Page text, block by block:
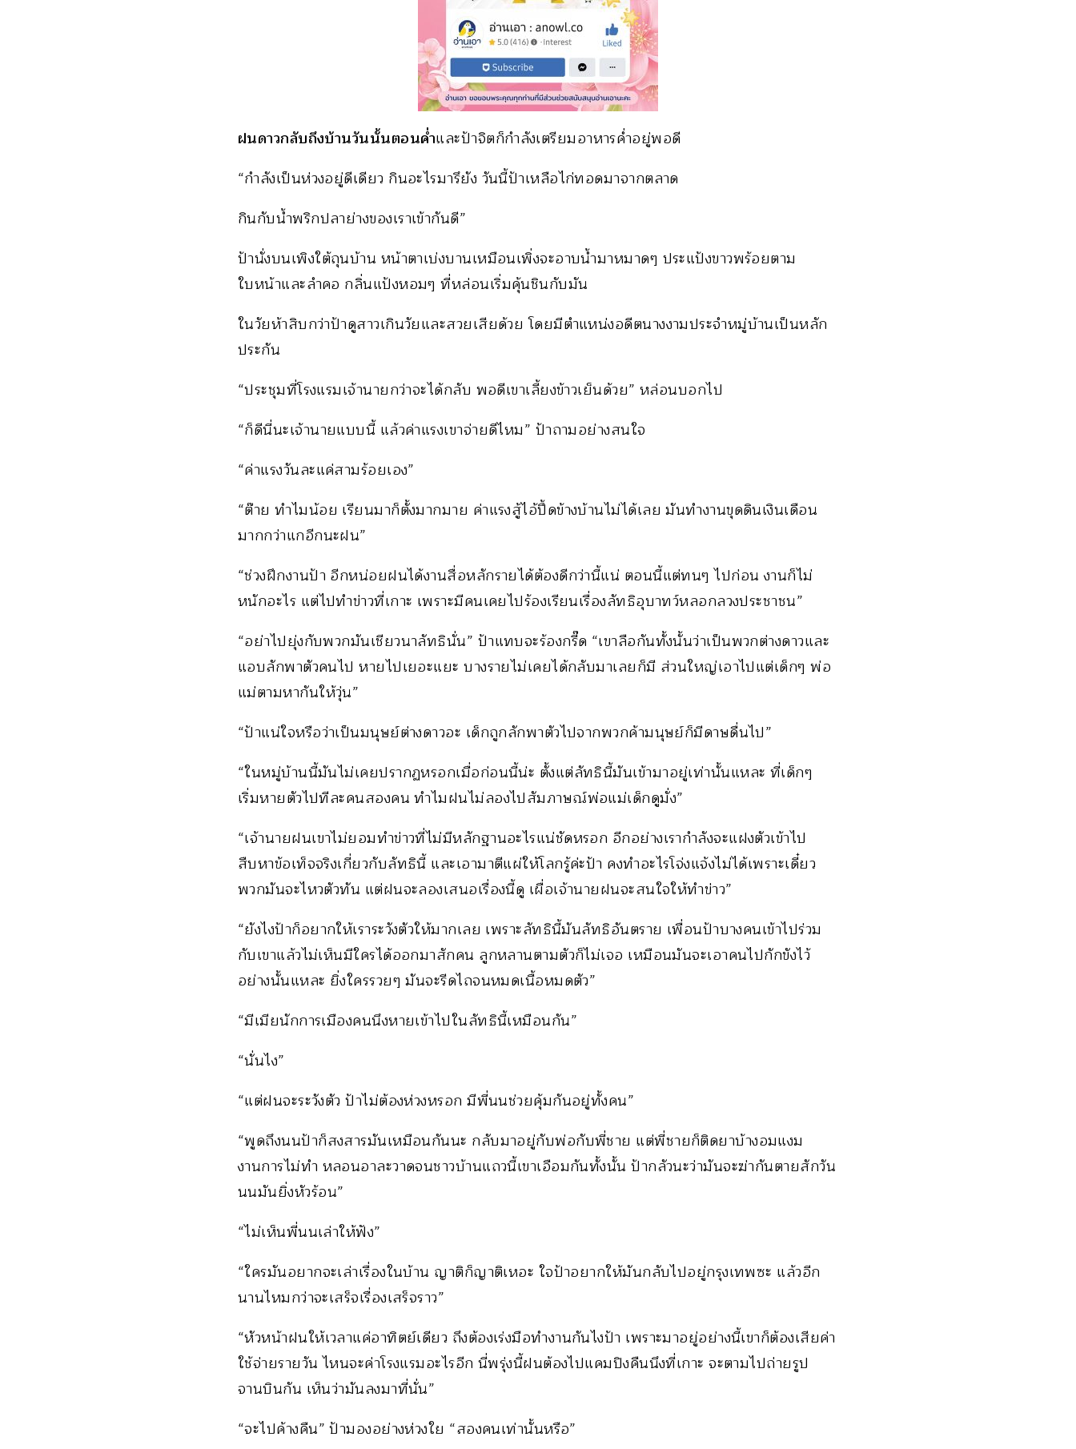
ฝนดาวกลับถึงบ้านวันนั้นตอนค่ำและป้าจิตก็กำลังเตรียมอาหารค่ำอยู่พอดี
“กำลังเป็นห่วงอยู่ดีเดียว กินอะไรมารึยัง วันนี้ป้าเหลือไก่ทอดมาจากตลาด
กินกับน้ำพริกปลาย่างของเราเข้ากันดี”
ป้านั่งบนเพิงใต้ถุนบ้าน หน้าตาเบ่งบานเหมือนเพิ่งจะอาบน้ำมาหมาดๆ ประแป้งขาวพร้อยตาม
ใบหน้าและลำคอ กลิ่นแป้งหอมๆ ที่หล่อนเริ่มคุ้นชินกับมัน
ในวัยห้าสิบกว่าป้าดูสาวเกินวัยและสวยเสียด้วย โดยมีตำแหน่งอดีตนางงามประจำหมู่บ้านเป็นหลัก
ประกัน
“ประชุมที่โรงแรมเจ้านายกว่าจะได้กลับ พอดีเขาเลี้ยงข้าวเย็นด้วย” หล่อนบอกไป
“ก็ดีนี่นะเจ้านายแบบนี้ แล้วค่าแรงเขาจ่ายดีไหม” ป้าถามอย่างสนใจ
“ค่าแรงวันละแค่สามร้อยเอง”
“ต๊าย ทำไมน้อย เรียนมาก็ตั้งมากมาย ค่าแรงสู้ไอ้ปึ้ดข้างบ้านไม่ได้เลย มันทำงานขุดดินเงินเดือน
มากกว่าแกอีกนะฝน”
“ช่วงฝึกงานป้า อีกหน่อยฝนได้งานสื่อหลักรายได้ต้องดีกว่านี้แน่ ตอนนี้แต่ทนๆ ไปก่อน งานก็ไม่
หนักอะไร แต่ไปทำข่าวที่เกาะ เพราะมีคนเคยไปร้องเรียนเรื่องลัทธิอุบาทว์หลอกลวงประชาชน”
“อย่าไปยุ่งกับพวกมันเชียวนาลัทธินั่น” ป้าแทบจะร้องกรี๊ด “เขาลือกันทั้งนั้นว่าเป็นพวกต่างดาวและ
แอบลักพาตัวคนไป หายไปเยอะแยะ บางรายไม่เคยได้กลับมาเลยก็มี ส่วนใหญ่เอาไปแต่เด็กๆ พ่อ
แม่ตามหากันให้วุ่น”
“ป้าแน่ใจหรือว่าเป็นมนุษย์ต่างดาวอะ เด็กถูกลักพาตัวไปจากพวกค้ามนุษย์ก็มีดาษดื่นไป”
“ในหมู่บ้านนี้มันไม่เคยปรากฏหรอกเมื่อก่อนนี้น่ะ ตั้งแต่ลัทธินี้มันเข้ามาอยู่เท่านั้นแหละ ที่เด็กๆ
เริ่มหายตัวไปทีละคนสองคน ทำไมฝนไม่ลองไปสัมภาษณ์พ่อแม่เด็กดูมั่ง”
“เจ้านายฝนเขาไม่ยอมทำข่าวที่ไม่มีหลักฐานอะไรแน่ชัดหรอก อีกอย่างเรากำลังจะแฝงตัวเข้าไป
สืบหาข้อเท็จจริงเกี่ยวกับลัทธินี้ และเอามาตีแผ่ให้โลกรู้ค่ะป้า คงทำอะไรโจ่งแจ้งไม่ได้เพราะเดี๋ยว
พวกมันจะไหวตัวทัน แต่ฝนจะลองเสนอเรื่องนี้ดู เผื่อเจ้านายฝนจะสนใจให้ทำข่าว”
“ยังไงป้าก็อยากให้เราระวังตัวให้มากเลย เพราะลัทธินี้มันลัทธิอันตราย เพื่อนป้าบางคนเข้าไปร่วม
กับเขาแล้วไม่เห็นมีใครได้ออกมาสักคน ลูกหลานตามตัวก็ไม่เจอ เหมือนมันจะเอาคนไปกักขังไว้
อย่างนั้นแหละ ยิ่งใครรวยๆ มันจะรีดไถจนหมดเนื้อหมดตัว”
“มีเมียนักการเมืองคนนึงหายเข้าไปในลัทธินี้เหมือนกัน”
“นั่นไง”
“แต่ฝนจะระวังตัว ป้าไม่ต้องห่วงหรอก มีพี่นนช่วยคุ้มกันอยู่ทั้งคน”
“พูดถึงนนป้าก็สงสารมันเหมือนกันนะ กลับมาอยู่กับพ่อกับพี่ชาย แต่พี่ชายก็ติดยาบ้างอมแงม
งานการไม่ทำ หลอนอาละวาดจนชาวบ้านแถวนี้เขาเอือมกันทั้งนั้น ป้ากลัวนะว่ามันจะฆ่ากันตายสักวัน
นนมันยิ่งหัวร้อน”
“ไม่เห็นพี่นนเล่าให้ฟัง”
“ใครมันอยากจะเล่าเรื่องในบ้าน ญาติก็ญาติเหอะ ใจป้าอยากให้มันกลับไปอยู่กรุงเทพซะ แล้วอีก
นานไหมกว่าจะเสร็จเรื่องเสร็จราว”
“หัวหน้าฝนให้เวลาแค่อาทิตย์เดียว ถึงต้องเร่งมือทำงานกันไงป้า เพราะมาอยู่อย่างนี้เขาก็ต้องเสียค่า
ใช้จ่ายรายวัน ไหนจะค่าโรงแรมอะไรอีก นี่พรุ่งนี้ฝนต้องไปแคมปิงคืนนึงที่เกาะ จะตามไปถ่ายรูป
จานบินกัน เห็นว่ามันลงมาที่นั่น”
“จะไปค้างคืน” ป้ามองอย่างห่วงใย “สองคนเท่านั้นหรือ”